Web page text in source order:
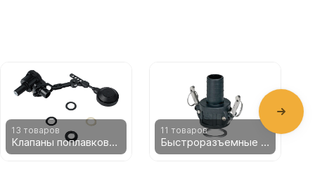
13 товаров
Клапаны поплавковые
11 товаров
Быстроразъемные соединения